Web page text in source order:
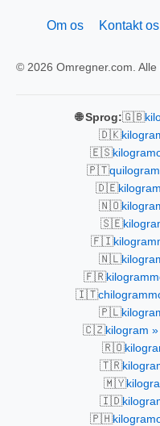
Om os Kontakt os
© 2026 Omregner.com.
🌐 Sprog:🇬🇧
🇩🇰
🇪🇸
🇵🇹
🇩🇪
🇳🇴
🇸🇪
🇫🇮
🇳🇱
🇫🇷
🇮🇹
🇵🇱
🇨🇿kilogram
🇷🇴
🇹🇷
🇲🇾
🇮🇩
🇵🇭